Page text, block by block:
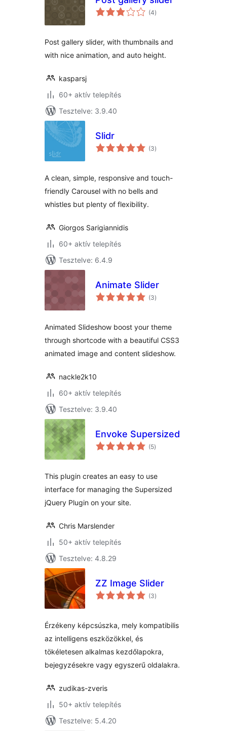
(4értékelés
összesen
)
Post gallery slider, with thumbnails and
with nice animation, and auto height.
kasparsj
60+ aktív telepítés
Tesztelve: 3.9.40
Slidr
(3értékelés
összesen
)
A clean, simple, responsive and touch-
friendly Carousel with no bells and
whistles but plenty of flexibility.
Giorgos Sarigiannidis
60+ aktív telepítés
Tesztelve: 6.4.9
Animate Slider
(3értékelés
összesen
)
Animated Slideshow boost your theme
through shortcode with a beautiful CSS3
animated image and content slideshow.
nackle2k10
60+ aktív telepítés
Tesztelve: 3.9.40
Envoke Supersized
(5értékelés
összesen
)
This plugin creates an easy to use
interface for managing the Supersized
jQuery Plugin on your site.
Chris Marslender
50+ aktív telepítés
Tesztelve: 4.8.29
ZZ Image Slider
(3értékelés
összesen
)
Érzékeny képcsúszka, mely kompatibilis
az intelligens eszközökkel, és
tökéletesen alkalmas kezdőlapokra,
bejegyzésekre vagy egyszerű oldalakra.
zudikas-zveris
50+ aktív telepítés
Tesztelve: 5.4.20